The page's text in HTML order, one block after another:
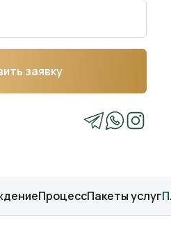
заявку
ПроцессПакеты услуг